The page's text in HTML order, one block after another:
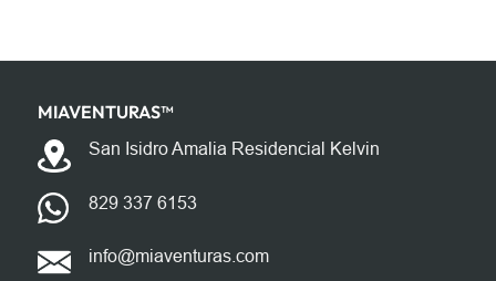
MIAVENTURAS™️
San Isidro Amalia Residencial Kelvin
829 337 6153
info@miaventuras.com